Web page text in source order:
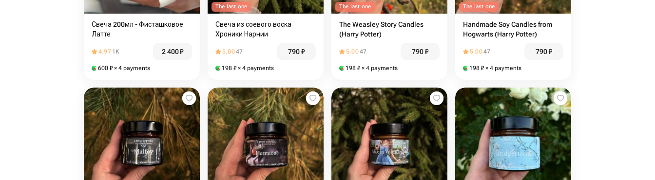
Свеча 200мл - Фисташковое
Латте
4.97 1K 2 400₽
600 ₽ × 4 payments
The last one
Свеча из соевого воска
Хроники Нарнии
5.0047 790₽
198 ₽ × 4 payments
The last one
The Weasley Story Candles
(Harry Potter)
5.0047 790₽
198 ₽ × 4 payments
The last one
Handmade Soy Candles from
Hogwarts (Harry Potter)
5.0047 790₽
198 ₽ × 4 payments